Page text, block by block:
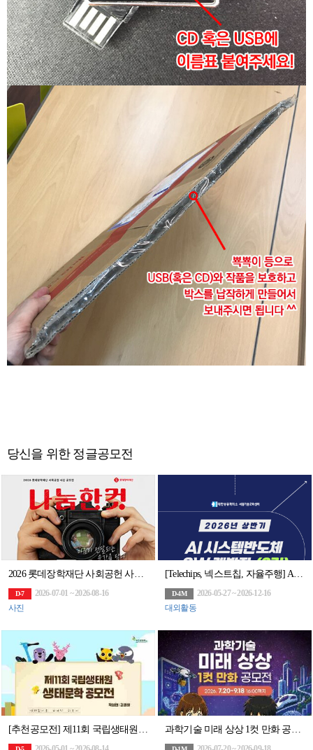
당신을 위한 정글공모전
2026 롯데장학재단 사회공헌 사진 공모전 '나눔한컷'
D-7
2026-07-01 ~ 2026-08-16
사진
[Telechips, 넥스트칩, 자율주행] AI 시스템반도체 SW개발자 (2기)채용연계과정
D-4M
2026-05-27 ~ 2026-12-16
대외활동
[추천공모전] 제11회 국립생태원 생태문학 공모전 (~8.14) 과학기술 미래 상상 1컷 만화 공모전(~9/18)